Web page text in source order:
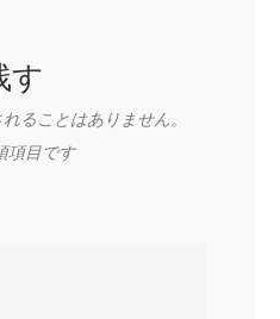
す
ることはありません。
項目です